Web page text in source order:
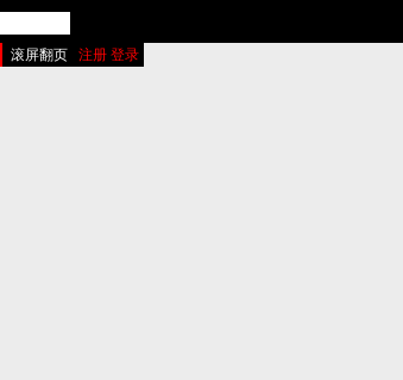
注册 登录
滚屏翻页